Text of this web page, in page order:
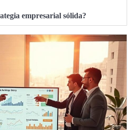
empresarial sólida?